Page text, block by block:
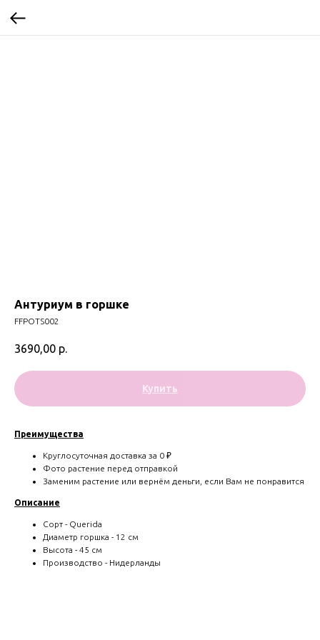
Антуриум в горшке
FFPOTS002
3690,00 р.
Купить
Преимущества
Круглосуточная доставка за 0 ₽
Фото растение перед отправкой
Заменим растение или вернём деньги, если Вам не понравится
Описание
Сорт - Querida
Диаметр горшка - 12 см
Высота - 45 см
Производство - Нидерланды